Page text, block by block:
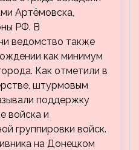
Артёмовска,
РФ. В
ведомство также
как минимум
Как отметили в
штурмовым
поддержку
войска и
группировки войск.
на Донецком